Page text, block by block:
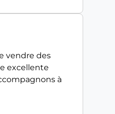
vendre des
excellente
à